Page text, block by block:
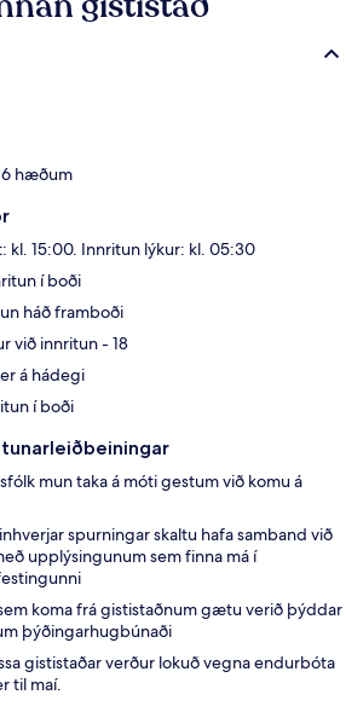
6 hæðum
kl. 15:00. Innritun lýkur: kl. 05:30
í boði
háð framboði
við innritun - 18
á hádegi
í boði
mun taka á móti gestum við komu á
spurningar skaltu hafa samband við
upplýsingunum sem finna má í
koma frá gististaðnum gætu verið þýddar
þýðingarhugbúnaði
gististaðar verður lokuð vegna endurbóta
til maí.